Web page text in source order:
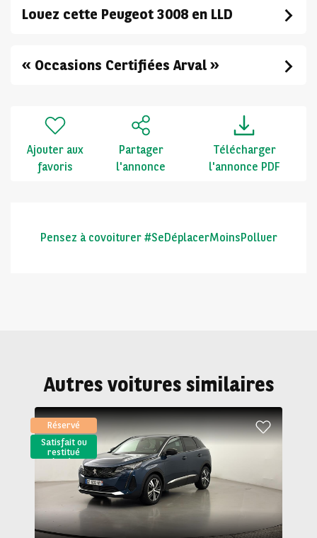
Louez cette Peugeot 3008 en LLD
« Occasions Certifiées Arval »
Ajouter aux
favoris
Partager
l'annonce
Télécharger
l'annonce PDF
Pensez à covoiturer #SeDéplacerMoinsPolluer
Autres voitures similaires
Réservé
Satisfait ou
restitué
(LLD)*